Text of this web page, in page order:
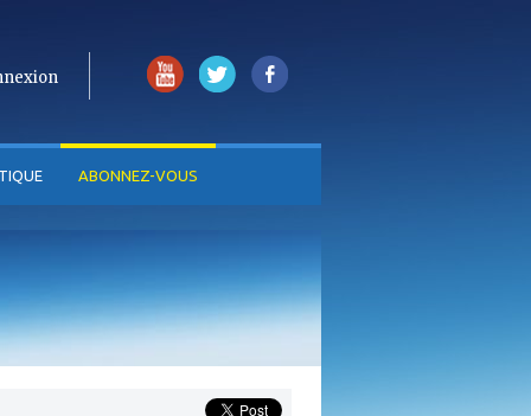
ABONNEZ-VOUS